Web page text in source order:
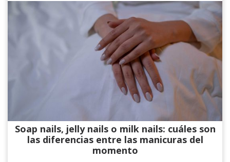
Soap nails, jelly nails o milk nails: cuáles son
las diferencias entre las manicuras del
momento